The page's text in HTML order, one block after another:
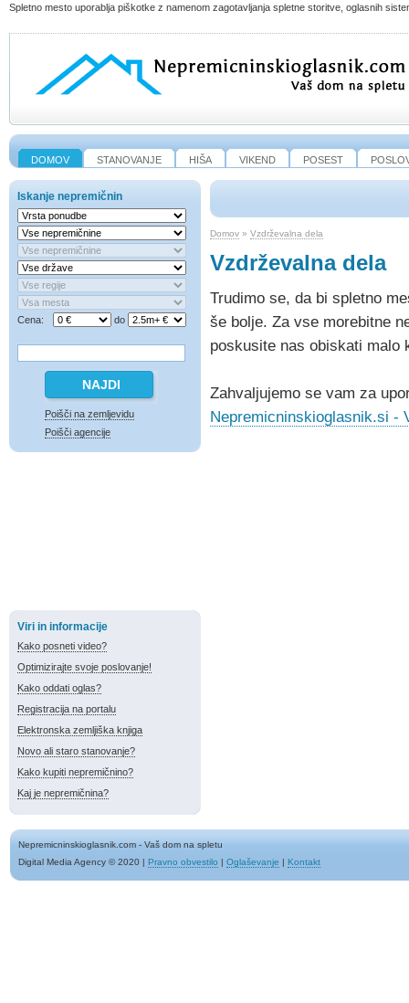
Spletno mesto uporablja piškotke z namenom zagotavljanja spletne storitve, oglasnih
DOMOV STANOVANJE HIŠA VIKEND POSEST
Iskanje nepremičnin
Cena: do
Poišči na zemljevidu
Poišči agencije
Viri in informacije
Kako posneti video?
Optimizirajte svoje poslovanje!
Kako oddati oglas?
Registracija na portalu
Elektronska zemljiška knjiga
Novo ali staro stanovanje?
Kako kupiti nepremičnino?
Kaj je nepremičnina?
Domov » Vzdrževalna dela
Vzdrževalna dela
Trudimo se, da bi spletno
še bolje. Za vse morebitne
poskusite nas obiskati malo
Zahvaljujemo se vam za
Nepremicninskioglasnik.si -
Nepremicninskioglasnik.com - Vaš dom na spletu
Digital Media Agency © 2020 | Pravno obvestilo | Oglaševanje | Kontakt